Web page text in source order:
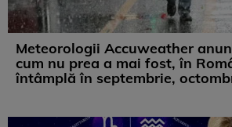
Meteorologii Accuweather
cum nu prea a mai fost, în
întâmplă în septembrie,